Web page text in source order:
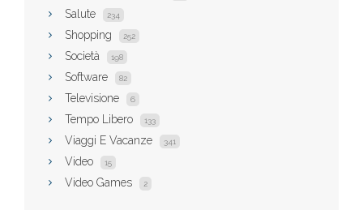
Salute 234
Shopping 252
Società 198
Software 82
Televisione 6
Tempo Libero 133
Viaggi E Vacanze 341
Video 15
Video Games 2